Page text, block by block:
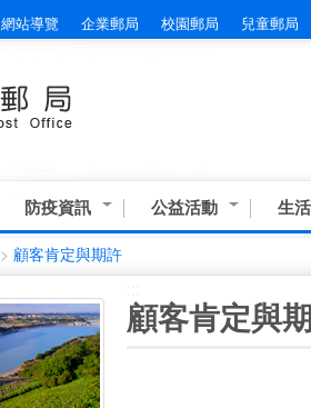
網站導覽 企業郵局 校園郵局 兒童郵局
防疫資訊 公益活動 生
> 顧客肯定與期許
顧客肯定與